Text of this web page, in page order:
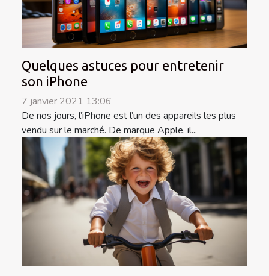
Quelques astuces pour entretenir
son iPhone
7 janvier 2021 13:06
De nos jours, l’iPhone est l’un des appareils les plus
vendu sur le marché. De marque Apple, il...